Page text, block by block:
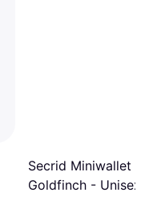
Secrid Miniwallet x
Goldfinch - Unisex -